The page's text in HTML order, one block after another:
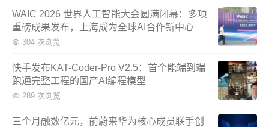
WAIC 2026 世界人工智能大会圆满闭幕：多项
重磅成果发布，上海成为全球AI合作新中心
304 次浏览
快手发布KAT-Coder-Pro V2.5：首个能端到端
跑通完整工程的国产AI编程模型
289 次浏览
三个月融数亿元，前蔚来华为核心成员联手创